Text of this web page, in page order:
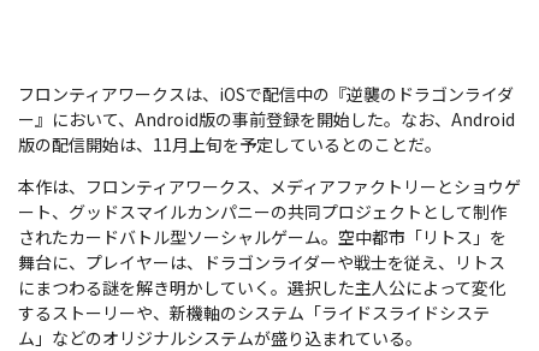
​フロンティアワークスは、iOSで配信中の『逆襲のドラゴンライダ
ー』において、Android版の事前登録を開始した。なお、Android
版の配信開始は、11月上旬を予定しているとのことだ。
本作は、フロンティアワークス、メディアファクトリーとショウゲ
ート、グッドスマイルカンパニーの共同プロジェクトとして制作
されたカードバトル型ソーシャルゲーム。空中都市「リトス」を
舞台に、プレイヤーは、ドラゴンライダーや戦士を従え、リトス
にまつわる謎を解き明かしていく。選択した主人公によって変化
するストーリーや、新機軸のシステム「ライドスライドシステ
ム」などのオリジナルシステムが盛り込まれている。